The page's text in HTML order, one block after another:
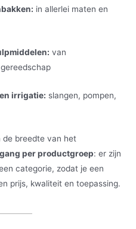
in allerlei maten en
van
irrigatie: slangen, pompen,
de breedte van het
per productgroep: er zijn
categorie, zodat je een
prijs, kwaliteit en toepassing.